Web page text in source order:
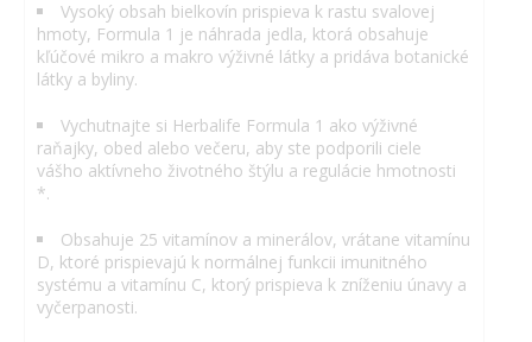
Vysoký obsah bielkovín prispieva k rastu svalovej
hmoty, Formula 1 je náhrada jedla, ktorá obsahuje
kľúčové mikro a makro výživné látky a pridáva botanické
látky a byliny.
Vychutnajte si Herbalife Formula 1 ako výživné
raňajky, obed alebo večeru, aby ste podporili ciele
vášho aktívneho životného štýlu a regulácie hmotnosti
*.
Obsahuje 25 vitamínov a minerálov, vrátane vitamínu
D, ktoré prispievajú k normálnej funkcii imunitného
systému a vitamínu C, ktorý prispieva k zníženiu únavy a
vyčerpanosti.